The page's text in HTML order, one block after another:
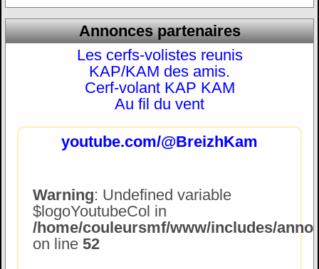
Annonces partenaires
Les cerfs-volistes reunis
KAP/KAM des amis.
Cerf-volant KAP KAM
Au fil du vent
youtube.com/@BreizhKam
Warning: Undefined variable
$logoYoutubeCol in
/home/couleursmf/www/includes/
on line 52